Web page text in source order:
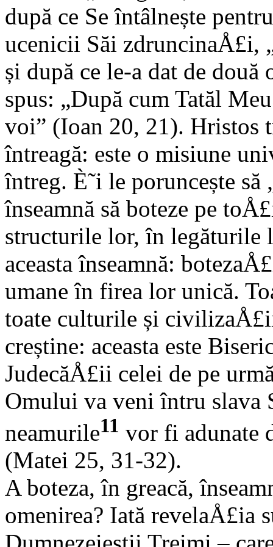
după ce Se întâlnește
ucenicii Săi zdruncinaÅ£i,
și după ce le-a dat de două
spus: „După cum Tatăl
voi” (Ioan 20, 21). Hristos
întreagă: este o misiune
întreg. È˜i le poruncește să
înseamnă să boteze pe
structurile lor, în
aceasta înseamnă:
umane în firea lor unică.
toate culturile și
creștine: aceasta este
JudecăÅ£ii celei de pe
Omului va veni întru
neamurile11 vor fi adunate
(Matei 25, 31-32).
A boteza, în greacă,
omenirea? Iată revelaÅ£ia